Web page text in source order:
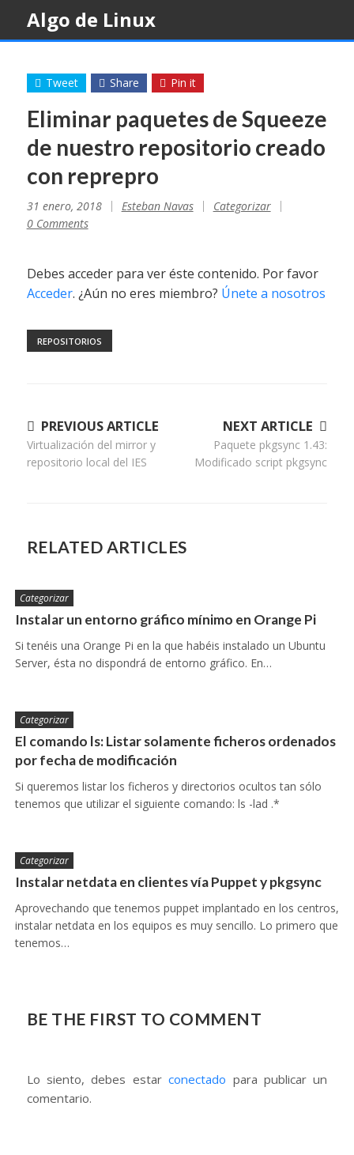
content
Algo de Linux
Tweet Share Pin it
Eliminar paquetes de Squeeze
de nuestro repositorio creado
con reprepro
31 enero, 2018 Esteban Navas
Categorizar
0 Comments
Debes acceder para ver éste contenido. Por favor
Acceder. ¿Aún no eres miembro? Únete a nosotros
REPOSITORIOS
Navegación
de
NEXT ARTICLE
Paquete pkgsync 1.43:
Modificado script pkgsync
PREVIOUS ARTICLE
Virtualización del mirror y
repositorio local del IES
RELATED ARTICLES
Categorizar
Instalar un entorno gráfico mínimo en Orange Pi
Si tenéis una Orange Pi en la que habéis instalado un Ubuntu
Server, ésta no dispondrá de entorno gráfico. En…
Categorizar
El comando ls: Listar solamente ficheros ordenados
por fecha de modificación
Si queremos listar los ficheros y directorios ocultos tan sólo
tenemos que utilizar el siguiente comando: ls -lad .*
Categorizar
Instalar netdata en clientes vía Puppet y pkgsync
Aprovechando que tenemos puppet implantado en los centros,
instalar netdata en los equipos es muy sencillo. Lo primero que
tenemos…
BE THE FIRST TO COMMENT
Lo siento, debes estarconectado para publicar un
comentario.